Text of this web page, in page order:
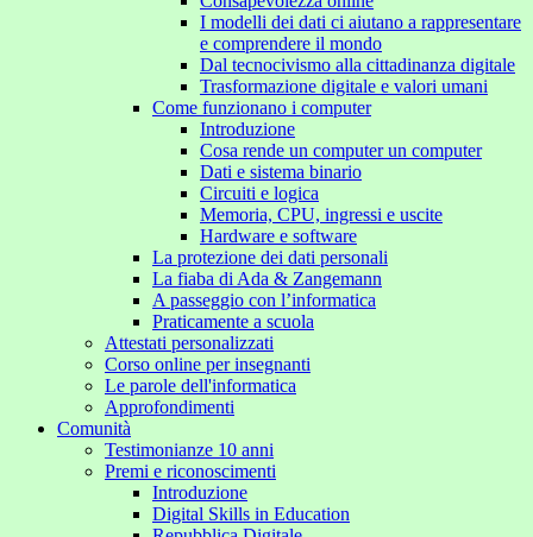
I modelli dei dati ci aiutano a rappresentare
e comprendere il mondo
Dal tecnocivismo alla cittadinanza digitale
Trasformazione digitale e valori umani
Come funzionano i computer
Introduzione
Cosa rende un computer un computer
Dati e sistema binario
Circuiti e logica
Memoria, CPU, ingressi e uscite
Hardware e software
La protezione dei dati personali
La fiaba di Ada & Zangemann
A passeggio con l’informatica
Praticamente a scuola
Attestati personalizzati
Corso online per insegnanti
Le parole dell'informatica
Approfondimenti
Comunità
Testimonianze 10 anni
Premi e riconoscimenti
Introduzione
Digital Skills in Education